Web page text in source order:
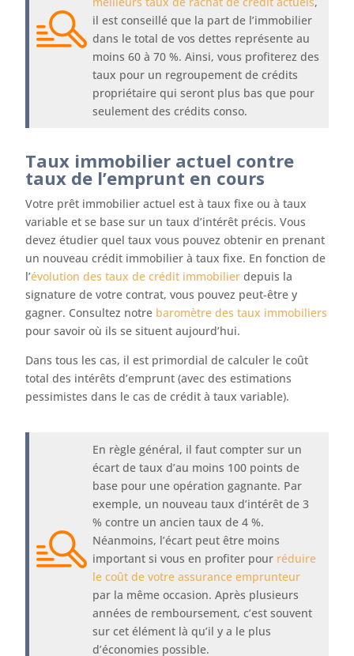
il est conseillé que la part de l’immobilier
dans le total de vos dettes représente au
moins 60 à 70 %. Ainsi, vous profiterez des
taux pour un regroupement de crédits
propriétaire qui seront plus bas que pour
seulement des crédits conso.
Taux immobilier actuel contre
taux de l’emprunt en cours
Votre prêt immobilier actuel est à taux fixe ou à taux
variable et se base sur un taux d’intérêt précis. Vous
devez étudier quel taux vous pouvez obtenir en prenant
un nouveau crédit immobilier à taux fixe. En fonction de
l’évolution des taux de crédit immobilier depuis la
signature de votre contrat, vous pouvez peut-être y
gagner. Consultez notre baromètre des taux immobiliers
pour savoir où ils se situent aujourd’hui.
Dans tous les cas, il est primordial de calculer le coût
total des intérêts d’emprunt (avec des estimations
pessimistes dans le cas de crédit à taux variable).
En règle général, il faut compter sur un
écart de taux d’au moins 100 points de
base pour une opération gagnante. Par
exemple, un nouveau taux d’intérêt de 3
% contre un ancien taux de 4 %.
Néanmoins, l’écart peut être moins
important si vous en profiter pour réduire
le coût de votre assurance emprunteur
par la même occasion. Après plusieurs
années de remboursement, c’est souvent
sur cet élément là qu’il y a le plus
d’économies possible.